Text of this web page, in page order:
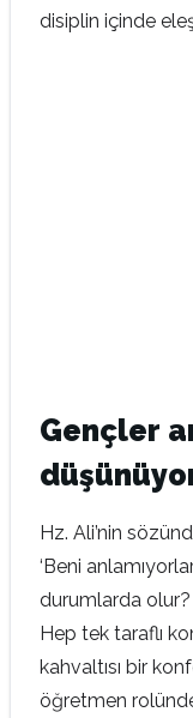
disiplin içinde
Gençler
Hz. Ali’nin
‘Beni
durumlarda
Hep tek taraflı
kahvaltısı bir
öğretmen